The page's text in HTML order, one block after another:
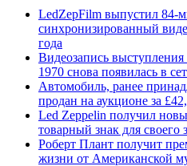
LedZepFilm выпустил 84-
синхронизированный
года
Видеозапись
1970 снова появилась в
Автомобиль, ранее
продан на аукционе за
Led Zeppelin получил
товарный знак для своего
Роберт Плант получит
жизни от Американской